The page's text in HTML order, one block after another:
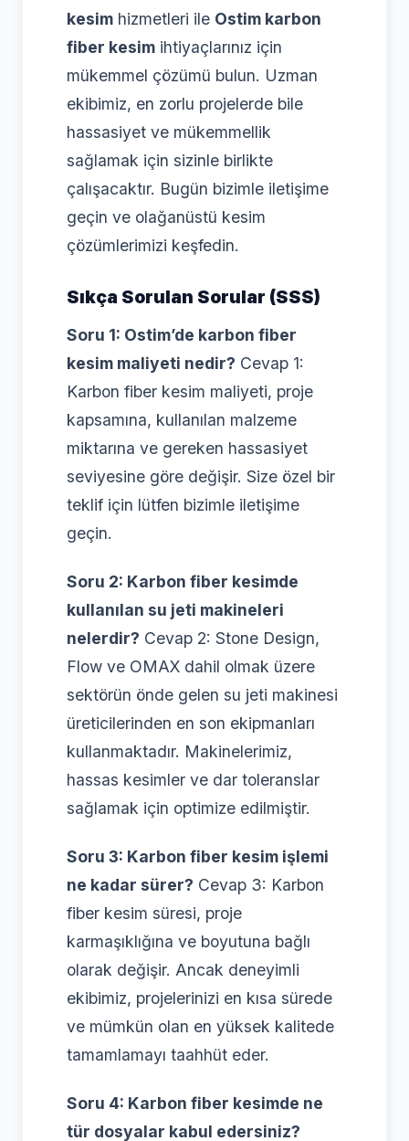
kesim hizmetleri ile Ostim karbon
fiber kesim ihtiyaçlarınız için
mükemmel çözümü bulun. Uzman
ekibimiz, en zorlu projelerde bile
hassasiyet ve mükemmellik
sağlamak için sizinle birlikte
çalışacaktır. Bugün bizimle iletişime
geçin ve olağanüstü kesim
çözümlerimizi keşfedin.
Sıkça Sorulan Sorular (SSS)
Soru 1: Ostim’de karbon fiber
kesim maliyeti nedir? Cevap 1:
Karbon fiber kesim maliyeti, proje
kapsamına, kullanılan malzeme
miktarına ve gereken hassasiyet
seviyesine göre değişir. Size özel bir
teklif için lütfen bizimle iletişime
geçin.
Soru 2: Karbon fiber kesimde
kullanılan su jeti makineleri
nelerdir? Cevap 2: Stone Design,
Flow ve OMAX dahil olmak üzere
sektörün önde gelen su jeti makinesi
üreticilerinden en son ekipmanları
kullanmaktadır. Makinelerimiz,
hassas kesimler ve dar toleranslar
sağlamak için optimize edilmiştir.
Soru 3: Karbon fiber kesim işlemi
ne kadar sürer? Cevap 3: Karbon
fiber kesim süresi, proje
karmaşıklığına ve boyutuna bağlı
olarak değişir. Ancak deneyimli
ekibimiz, projelerinizi en kısa sürede
ve mümkün olan en yüksek kalitede
tamamlamayı taahhüt eder.
Soru 4: Karbon fiber kesimde ne
tür dosyalar kabul edersiniz?